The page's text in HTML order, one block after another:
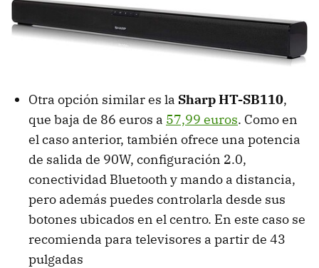
Otra opción similar es la Sharp HT-SB110,
que baja de 86 euros a 57,99 euros. Como en
el caso anterior, también ofrece una potencia
de salida de 90W, configuración 2.0,
conectividad Bluetooth y mando a distancia,
pero además puedes controlarla desde sus
botones ubicados en el centro. En este caso se
recomienda para televisores a partir de 43
pulgadas